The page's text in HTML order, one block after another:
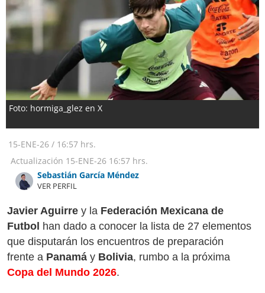
Foto: hormiga_glez en X
15-ENE-26 / 16:57 hrs.
Actualización 15-ENE-26 16:57 hrs.
Sebastián García Méndez
VER PERFIL
Javier Aguirre y la Federación Mexicana de
Futbol han dado a conocer la lista de 27 elementos
que disputarán los encuentros de preparación
frente a Panamá y Bolivia, rumbo a la próxima
Copa del Mundo 2026.